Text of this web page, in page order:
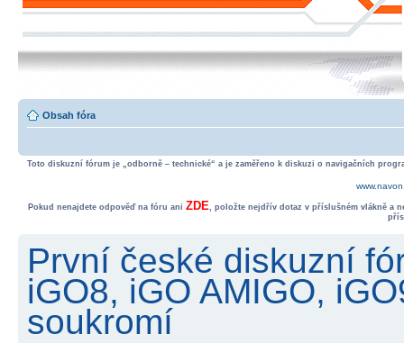
Obsah fóra
Toto diskuzní fórum je „odborně – technické“ a je zaměřeno k diskuzi o navigačních
Pokud nenajdete odpověď na fóru ani ZDE, položte nejdřív dotaz v příslušném vlákně a
První české diskuzní
iGO8, iGO AMIGO,
soukromí